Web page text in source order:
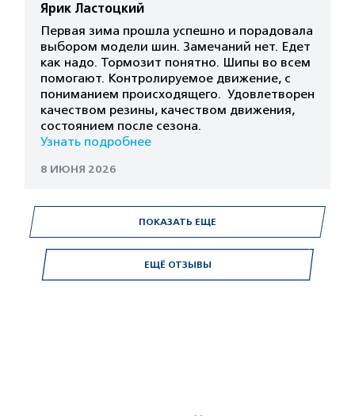
ЕЩЁ ОТЗЫВЫ
Ярик Ластоцкий
Первая зима прошла успешно и порадовала
выбором модели шин. Замечаний нет. Едет
как надо. Тормозит понятно. Шипы во всем
помогают. Контролируемое движение, с
пониманием происходящего. Удовлетворен
качеством резины, качеством движения,
состоянием после сезона.
Узнать подробнее
8 ИЮНЯ 2026
ПОКАЗАТЬ ЕЩЕ